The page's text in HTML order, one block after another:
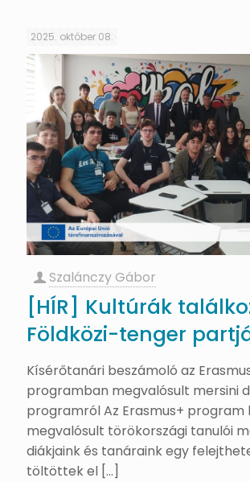
2025. október 08.
Szalánczy Gábor
[HÍR] Kultúrák
Földközi-tenger
Kísérőtanári beszámoló az
programban megvalósult mersini
programról Az Erasmus+
megvalósult törökországi tanulói
diákjaink és tanáraink egy
töltöttek el […]